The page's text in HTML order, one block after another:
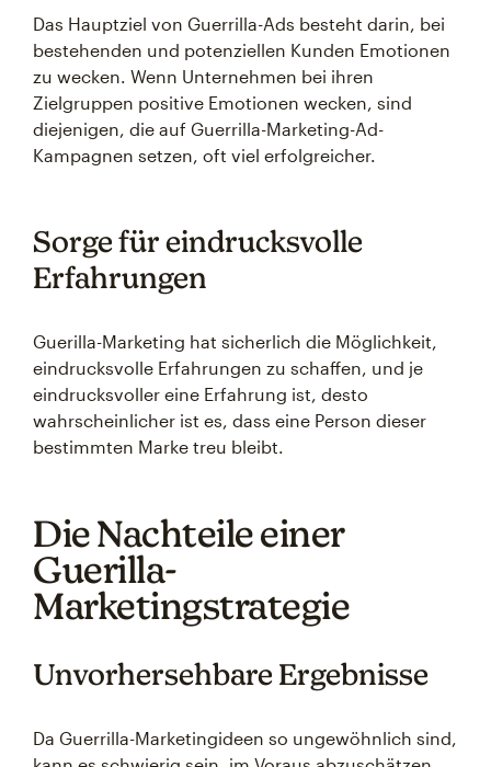
Das Hauptziel von Guerrilla-Ads besteht darin, bei
bestehenden und potenziellen Kunden Emotionen
zu wecken. Wenn Unternehmen bei ihren
Zielgruppen positive Emotionen wecken, sind
diejenigen, die auf Guerrilla-Marketing-Ad-
Kampagnen setzen, oft viel erfolgreicher.
Sorge für eindrucksvolle
Erfahrungen
Guerilla-Marketing hat sicherlich die Möglichkeit,
eindrucksvolle Erfahrungen zu schaffen, und je
eindrucksvoller eine Erfahrung ist, desto
wahrscheinlicher ist es, dass eine Person dieser
bestimmten Marke treu bleibt.
Die Nachteile einer
Guerilla-
Marketingstrategie
Unvorhersehbare Ergebnisse
Da Guerrilla-Marketingideen so ungewöhnlich sind,